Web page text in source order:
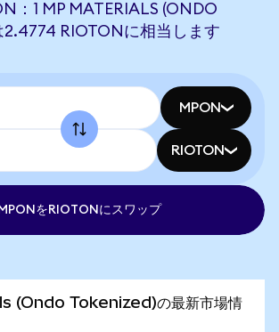
：1 MP MATERIALS (ONDO
2.4774 RIOTONに相当します
MPON
RIOTON
MPONをRIOTONにスワップ
(Ondo Tokenized)の最新市場情